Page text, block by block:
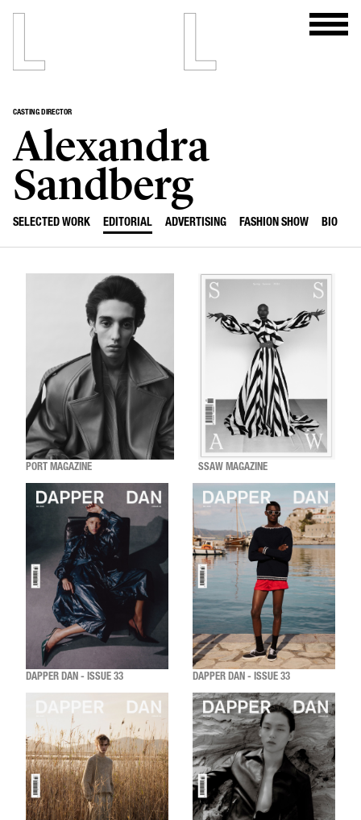
CASTING DIRECTOR
Alexandra
Sandberg
SELECTED WORK EDITORIAL ADVERTISING FASHION SHOW BIO
PORT MAGAZINE SSAW MAGAZINE
DAPPER DAN - ISSUE 33 DAPPER DAN - ISSUE 33